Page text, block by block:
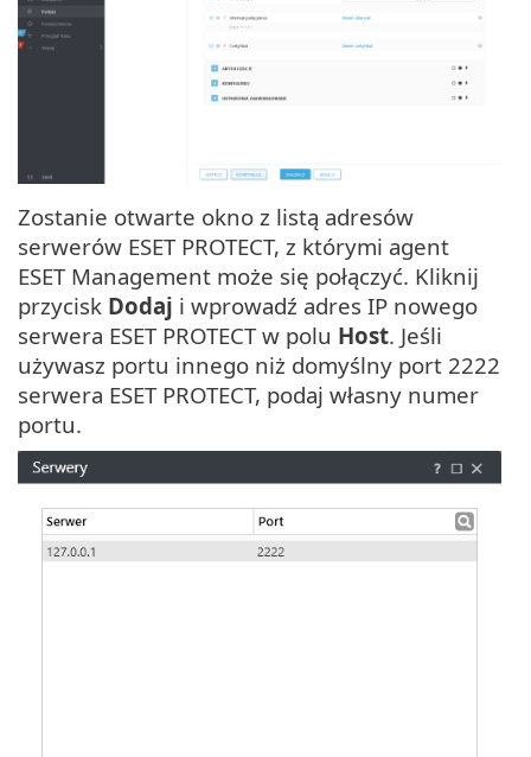
Zostanie otwarte okno z listą adresów
serwerów ESET PROTECT, z którymi agent
ESET Management może się połączyć. Kliknij
przycisk Dodaj i wprowadź adres IP nowego
serwera ESET PROTECT w polu Host. Jeśli
używasz portu innego niż domyślny port 2222
serwera ESET PROTECT, podaj własny numer
portu.